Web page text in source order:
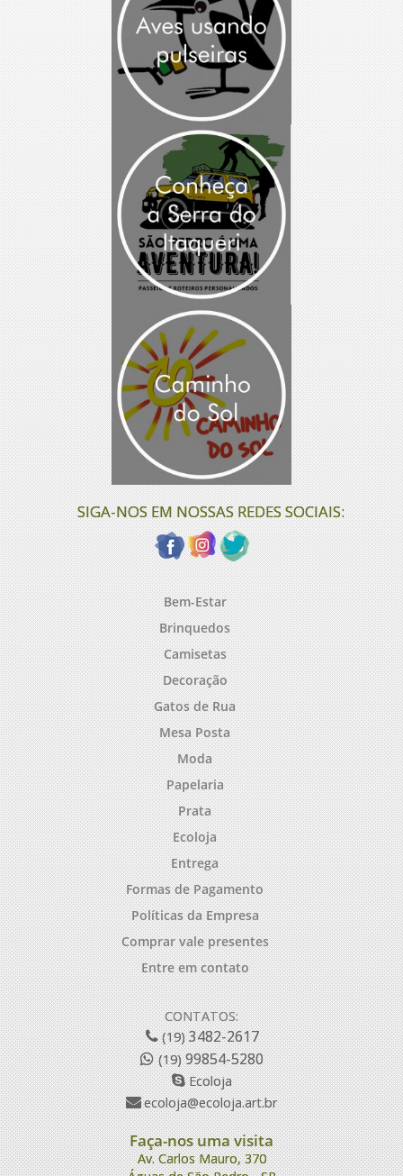
SIGA-NOS EM NOSSAS REDES SOCIAIS:
Bem-Estar
Brinquedos
Camisetas
Decoração
Gatos de Rua
Mesa Posta
Moda
Papelaria
Prata
Ecoloja
Entrega
Formas de Pagamento
Políticas da Empresa
Comprar vale presentes
Entre em contato
CONTATOS:
(19)3482-2617
(19)99854-5280
Ecoloja
ecoloja@ecoloja.art.br
Faça-nos uma visita
Av. Carlos Mauro, 370